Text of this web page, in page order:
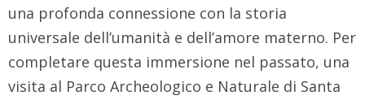
una profonda connessione con la storia
universale dell’umanità e dell’amore materno. Per
completare questa immersione nel passato, una
visita al Parco Archeologico e Naturale di Santa